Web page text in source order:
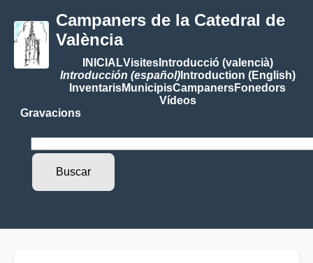
Campaners de la Catedral de
València
INICIALVisitesIntroducció (valencià)
Introducción (español)Introduction (English)
InventarisMunicipisCampanersFonedors
Vídeos
Gravacions